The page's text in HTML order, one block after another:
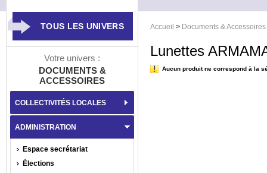
Accueil > Documents & Accessoires
Lunettes
Aucun produit ne correspond à la
TOUS LES UNIVERS
Votre univers :
DOCUMENTS &
ACCESSOIRES
COLLECTIVITÉS LOCALES
ADMINISTRATION
Espace secrétariat
Élections